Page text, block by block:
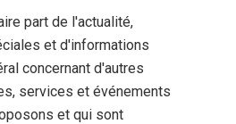
part de l'actualité,
et d'informations
concernant d'autres
services et événements
et qui sont